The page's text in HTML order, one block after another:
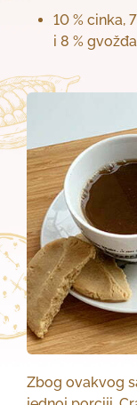
10 % cinka,
i 8 % gvožđa
Zbog ovakvog